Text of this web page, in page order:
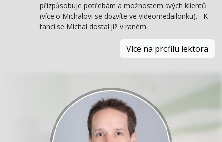
přizpůsobuje potřebám a možnostem svých klientů
(více o Michalovi se dozvíte ve videomedailonku). K
tanci se Michal dostal již v raném…
Více na profilu lektora